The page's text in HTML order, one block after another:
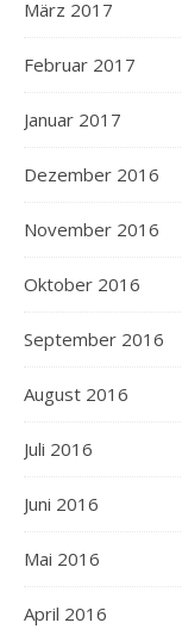
März 2017
Februar 2017
Januar 2017
Dezember 2016
November 2016
Oktober 2016
September 2016
August 2016
Juli 2016
Juni 2016
Mai 2016
April 2016